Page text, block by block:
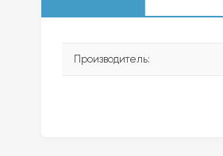
Производитель: